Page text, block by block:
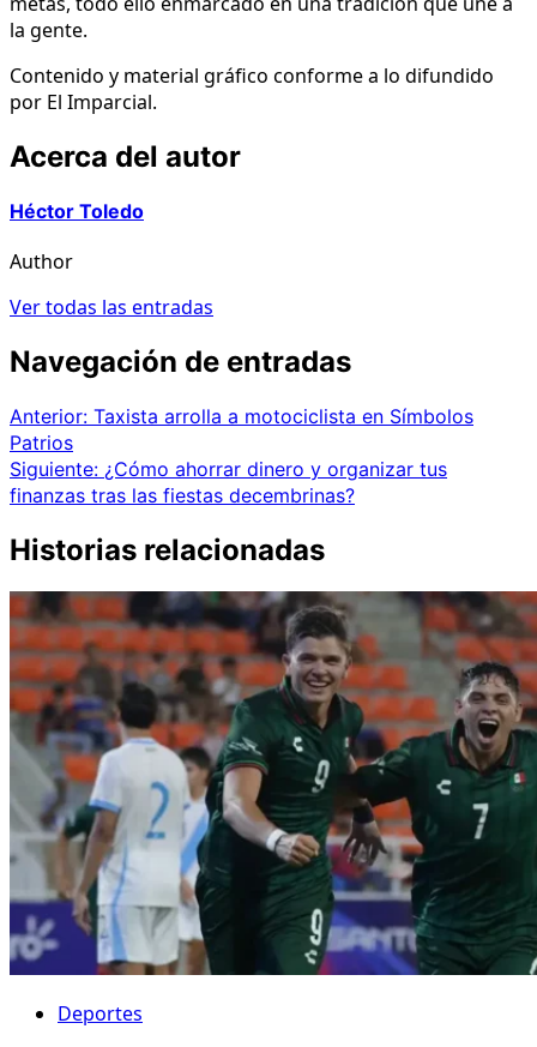
la gente.
Contenido y material gráfico conforme a lo difundido
por El Imparcial.
Acerca del autor
Héctor Toledo
Author
Ver todas las entradas
Navegación de entradas
Anterior: Taxista arrolla a motociclista en Símbolos
Patrios
Siguiente: ¿Cómo ahorrar dinero y organizar tus
finanzas tras las fiestas decembrinas?
Historias relacionadas
Deportes